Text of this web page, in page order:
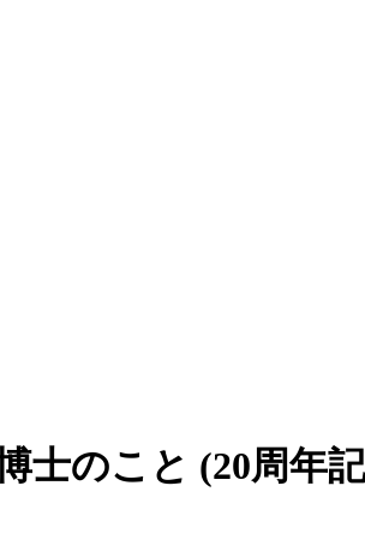
士のこと (20周年